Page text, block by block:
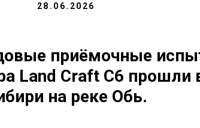
28.06.2026
приёмочные
Land Craft C6 прошли
на реке Обь.